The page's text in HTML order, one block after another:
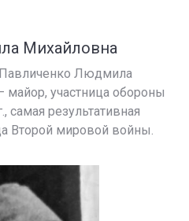
Михайловна
Людмила
участница обороны
самая результативная
Второй мировой войны.